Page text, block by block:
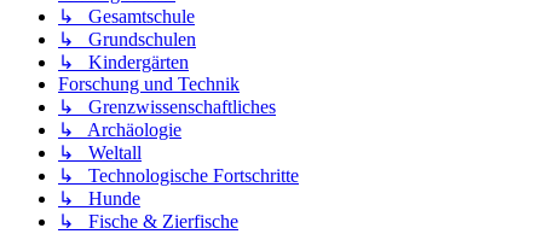
↳ Gesamtschule
↳ Grundschulen
↳ Kindergärten
Forschung und Technik
↳ Grenzwissenschaftliches
↳ Archäologie
↳ Weltall
↳ Technologische Fortschritte
↳ Hunde
↳ Fische & Zierfische